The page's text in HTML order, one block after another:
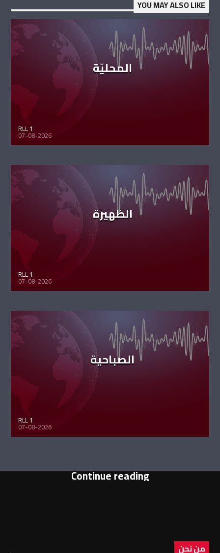
YOU MAY ALSO LIKE
المحليّة
RLL 1
07-08-2026
الظهيرة
RLL 1
07-08-2026
الصباحية
RLL 1
07-08-2026
Continue reading
من نحن